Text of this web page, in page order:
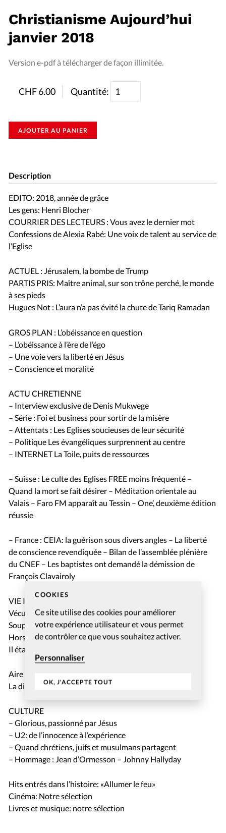
COOKIES
Ce site utilise des cookies pour améliorer
votre expérience utilisateur et vous permet
de contrôler ce que vous souhaitez activer.
Personnaliser
OK, J'ACCEPTE TOUT
Christianisme Aujourd’hui
janvier 2018
Version e-pdf à télécharger de façon illimitée.
CHF6.00 Quantité:
AJOUTER AU PANIER
Description
EDITO: 2018, année de grâce
Les gens: Henri Blocher
COURRIER DES LECTEURS : Vous avez le dernier mot
Confessions de Alexia Rabé: Une voix de talent au service de
l’Eglise
ACTUEL : Jérusalem, la bombe de Trump
PARTIS PRIS: Maître animal, sur son trône perché, le monde
à ses pieds
Hugues Not : L’aura n’a pas évité la chute de Tariq Ramadan
GROS PLAN : L’obéissance en question
– L’obéissance à l’ère de l’égo
– Une voie vers la liberté en Jésus
– Conscience et moralité
ACTU CHRETIENNE
– Interview exclusive de Denis Mukwege
– Série : Foi et business pour sortir de la misère
– Attentats : Les Eglises soucieuses de leur sécurité
– Politique Les évangéliques surprennent au centre
– INTERNET La Toile, puits de ressources
– Suisse : Le culte des Eglises FREE moins fréquenté –
Quand la mort se fait désirer – Méditation orientale au
Valais – Faro FM apparaît au Tessin – One’, deuxième édition
réussie
– France : CEIA: la guérison sous divers angles – La liberté
de conscience revendiquée – Bilan de l’assemblée plénière
du CNEF – Les baptistes ont demandé la démission de
François Clavairoly
VIE INTERIEURE: Résolutions pour 2018
Vécu: Il a quitté les esprits vaudous pour Jésus
Soupirs: Des yeux pour voir
Hors des sentiers: Maranatha Clothes
Il était une fois… La pluie pour évangéliser
Aire de Repos
La dispute (5): La Cène, un débat actuel
CULTURE
– Glorious, passionné par Jésus
– U2: de l’innocence à l’expérience
– Quand chrétiens, juifs et musulmans partagent
– Hommage : Jean d’Ormesson – Johnny Hallyday
Hits entrés dans l’histoire: «Allumer le feu»
Cinéma: Notre sélection
Livres et musique: notre sélection